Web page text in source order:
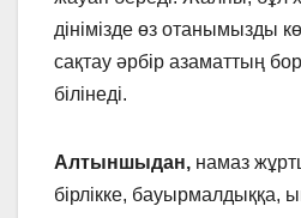
дінімізде өз отанымызды
сақтау әрбір азаматтың
білінеді.
Алтыншыдан, намаз
бірлікке, бауырмалдыққа,